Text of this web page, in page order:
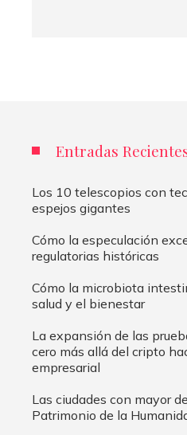
Entradas
Los 10 telescopios con
espejos gigantes
Cómo la especulación
regulatorias históricas
Cómo la microbiota
salud y el bienestar
La expansión de las
cero más allá del cripto
empresarial
Las ciudades con mayor
Patrimonio de la